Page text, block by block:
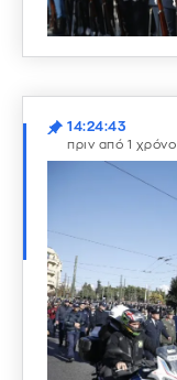
14:24:43
πριν από 1 χρόνο